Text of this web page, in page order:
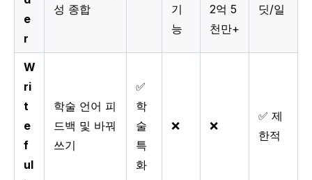
e
r
성 종합
기
능
2억 5
천만+
딧/일
W
ri
t
e
f
ul
학술 언어 피
드백 및 바꿔
쓰기
✅
학
술
특
화
❌ ❌
✅ 제
한적